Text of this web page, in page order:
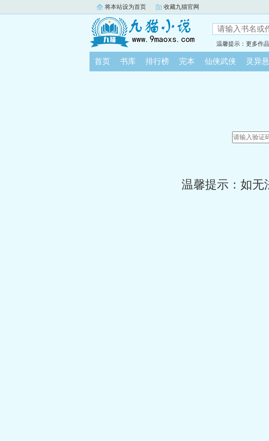
将本站设为首页 收藏九猫官网
温馨提示：更多作
首页 书库 排行榜 完本 仙侠武侠 灵异
温馨提示：如无